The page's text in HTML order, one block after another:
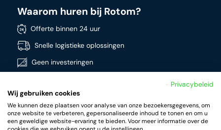
Waarom huren bij Rotom?
Offerte binnen 24 uur
Snelle logistieke oplossingen
Geen investeringen
Breed assortiment
Kwalitatieve producten
Privacybeleid
Wij gebruiken cookies
We kunnen deze plaatsen voor analyse van onze bezoekersgegevens, om
onze website te verbeteren, gepersonaliseerde inhoud te tonen en om u
een geweldige website-ervaring te bieden. Voor meer informatie over de